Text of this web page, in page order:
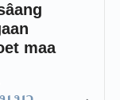
maa